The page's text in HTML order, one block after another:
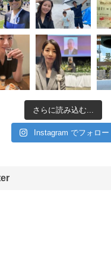
さらに読み込む...
Instagram でフォロー